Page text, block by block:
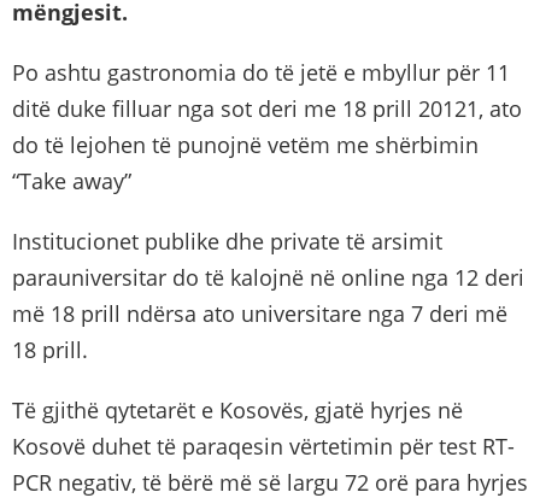
mëngjesit.
Po ashtu gastronomia do të jetë e mbyllur për 11
ditë duke filluar nga sot deri me 18 prill 20121, ato
do të lejohen të punojnë vetëm me shërbimin
“Take away”
Institucionet publike dhe private të arsimit
parauniversitar do të kalojnë në online nga 12 deri
më 18 prill ndërsa ato universitare nga 7 deri më
18 prill.
Të gjithë qytetarët e Kosovës, gjatë hyrjes në
Kosovë duhet të paraqesin vërtetimin për test RT-
PCR negativ, të bërë më së largu 72 orë para hyrjes